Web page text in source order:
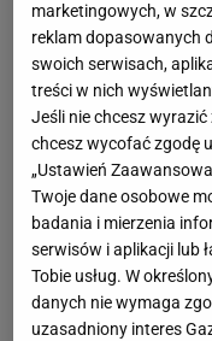
marketingowych, w
reklam dopasowanych
swoich serwisach,
treści w nich
Jeśli nie chcesz
chcesz wycofać zgodę
„Ustawień
Twoje dane osobowe
badania i mierzenia
serwisów i aplikacji lub
Tobie usług. W
danych nie wymaga
uzasadniony interes